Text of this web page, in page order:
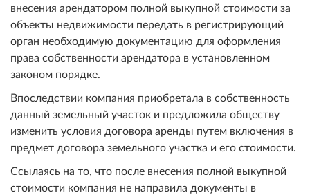
внесения арендатором полной выкупной стоимости за
объекты недвижимости передать в регистрирующий
орган необходимую документацию для оформления
права собственности арендатора в установленном
законом порядке.
Впоследствии компания приобретала в собственность
данный земельный участок и предложила обществу
изменить условия договора аренды путем включения в
предмет договора земельного участка и его стоимости.
Ссылаясь на то, что после внесения полной выкупной
стоимости компания не направила документы в